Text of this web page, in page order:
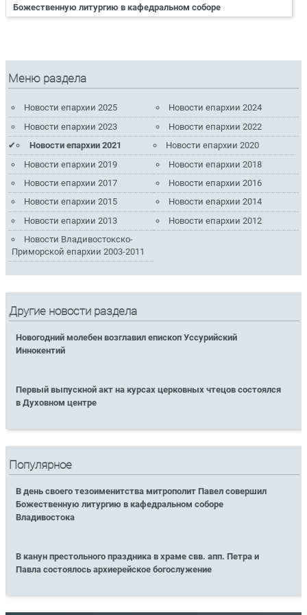
Божественную литургию в кафедральном соборе
Меню раздела
Новости епархии 2025
Новости епархии 2024
Новости епархии 2023
Новости епархии 2022
Новости епархии 2021
Новости епархии 2020
Новости епархии 2019
Новости епархии 2018
Новости епархии 2017
Новости епархии 2016
Новости епархии 2015
Новости епархии 2014
Новости епархии 2013
Новости епархии 2012
Новости Владивостокско-
Приморской епархии 2003-2011
Другие новости раздела
Новогодний молебен возглавил епископ Уссурийский
Иннокентий
Первый выпускной акт на курсах церковных чтецов состоялся
в Духовном центре
Популярное
В день своего тезоименитства митрополит Павел совершил
Божественную литургию в кафедральном соборе
Владивостока
В канун престольного праздника в храме свв. апп. Петра и
Павла состоялось архиерейское богослужение